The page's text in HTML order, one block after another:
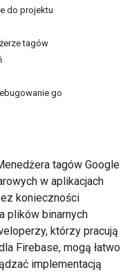
do projektu
tagów
go
tagów Google
w aplikacjach
konieczności
plików binarnych
którzy pracują
Firebase, mogą łatwo
implementacją